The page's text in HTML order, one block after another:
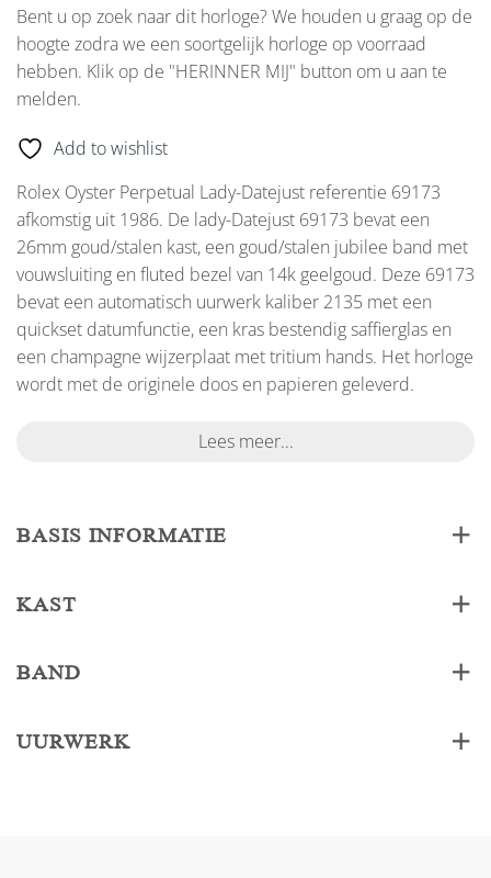
Bent u op zoek naar dit horloge? We houden u graag op de
hoogte zodra we een soortgelijk horloge op voorraad
hebben. Klik op de "HERINNER MIJ" button om u aan te
melden.
Add to wishlist
Rolex Oyster Perpetual Lady-Datejust referentie 69173
afkomstig uit 1986. De lady-Datejust 69173 bevat een
26mm goud/stalen kast, een goud/stalen jubilee band met
vouwsluiting en fluted bezel van 14k geelgoud. Deze 69173
bevat een automatisch uurwerk kaliber 2135 met een
quickset datumfunctie, een kras bestendig saffierglas en
een champagne wijzerplaat met tritium hands. Het horloge
wordt met de originele doos en papieren geleverd.
Lees meer...
BASIS INFORMATIE
KAST
BAND
UURWERK